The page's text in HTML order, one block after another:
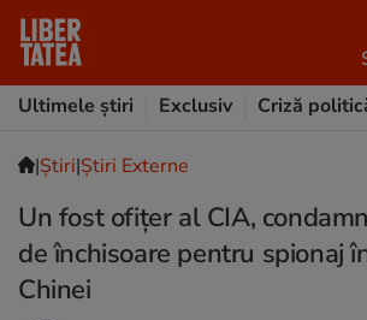
Ultimele știri
Exclusiv Criză
|Ştiri|Știri Externe
Un fost ofițer al CIA,
de închisoare pentru spionaj
Chinei